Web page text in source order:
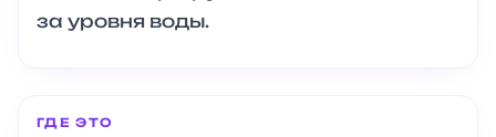
за уровня воды.
ГДЕ ЭТО